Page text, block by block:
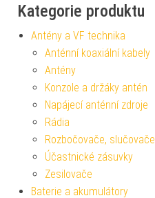
Kategorie produktu
Antény a VF technika
Anténní koaxiální kabely
Antény
Konzole a držáky antén
Napájecí anténní zdroje
Rádia
Rozbočovače, slučovače
Účastnické zásuvky
Zesilovače
Baterie a akumulátory